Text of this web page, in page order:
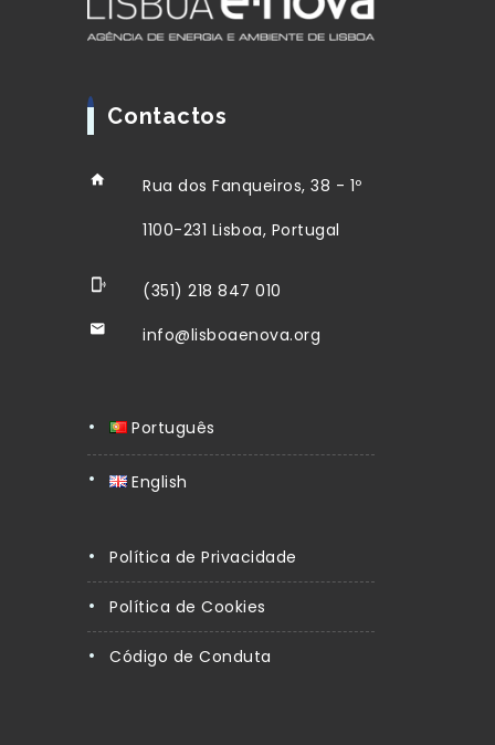
Contactos
Rua dos Fanqueiros, 38 - 1º
1100-231 Lisboa, Portugal
(351) 218 847 010
info@lisboaenova.org
Português
English
Política de Privacidade
Política de Cookies
Código de Conduta